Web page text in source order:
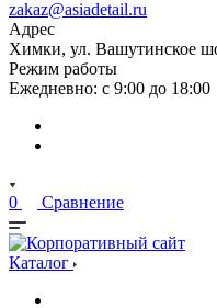
zakaz@asiadetail.ru
Адрес
Химки, ул. Вашутинское
Режим работы
Ежедневно: с 9:00 до 18:00
0 Сравнение
Каталог